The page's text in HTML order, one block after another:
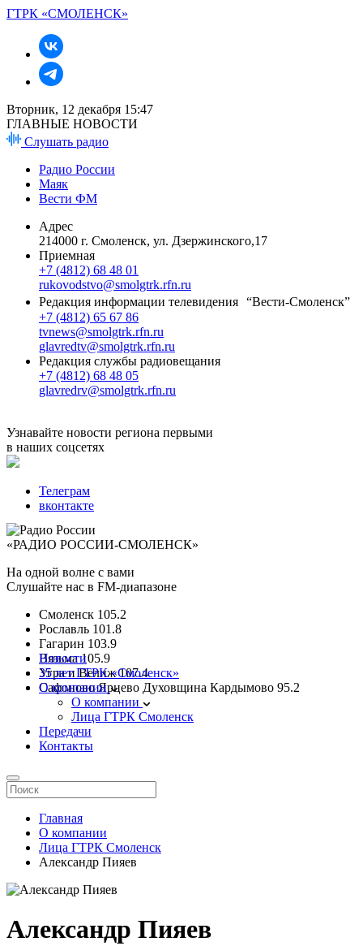
ГТРК «СМОЛЕНСК»
Вторник, 12 декабря 15:47
ГЛАВНЫЕ НОВОСТИ
Слушать радио
Радио России
Маяк
Вести ФМ
Адрес
214000 г. Смоленск, ул. Дзержинского,17
Приемная
+7 (4812) 68 48 01
rukovodstvo@smolgtrk.rfn.ru
Редакция информации телевидения “Вести-Смоленск”
+7 (4812) 65 67 86
tvnews@smolgtrk.rfn.ru
glavredtv@smolgtrk.rfn.ru
Редакция службы радиовещания
+7 (4812) 68 48 05
glavredrv@smolgtrk.rfn.ru
Узнавайте новости региона первыми
в наших соцсетях
Телеграм
вконтакте
«РАДИО РОССИИ-СМОЛЕНСК»
На одной волне с вами
Слушайте нас в FM-диапазоне
Смоленск 105.2
Рославль 101.8
Гагарин 103.9
Вязьма 105.9
Угра и Велиж 107.4
Сафоново Ярцево Духовщина Кардымово 95.2
Новости
35 лет ГТРК «Смоленск»
О компании
О компании
Лица ГТРК Смоленск
Передачи
Контакты
Главная
О компании
Лица ГТРК Смоленск
Александр Пияев
Александр Пияев